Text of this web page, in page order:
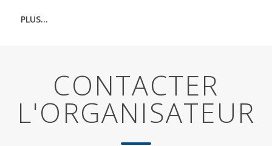
PLUS...
CONTACTER
L'ORGANISATEUR